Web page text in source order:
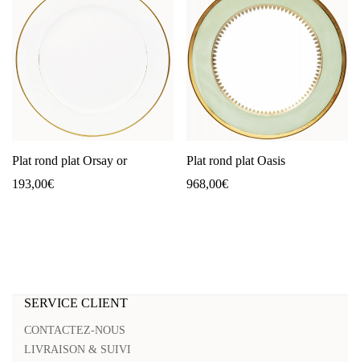
Plat rond plat Orsay or
193,00€
Plat rond plat Oasis
968,00€
SERVICE CLIENT
CONTACTEZ-NOUS
LIVRAISON & SUIVI